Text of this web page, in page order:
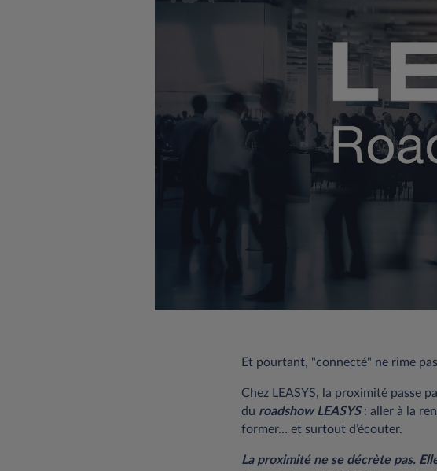
Et pourtant, "connecté" ne rime
Chez LEASYS, la proximité passe
du roadshow LEASYS: aller à la
former… et surtout d’écouter.
La proximité ne se décrète pas.